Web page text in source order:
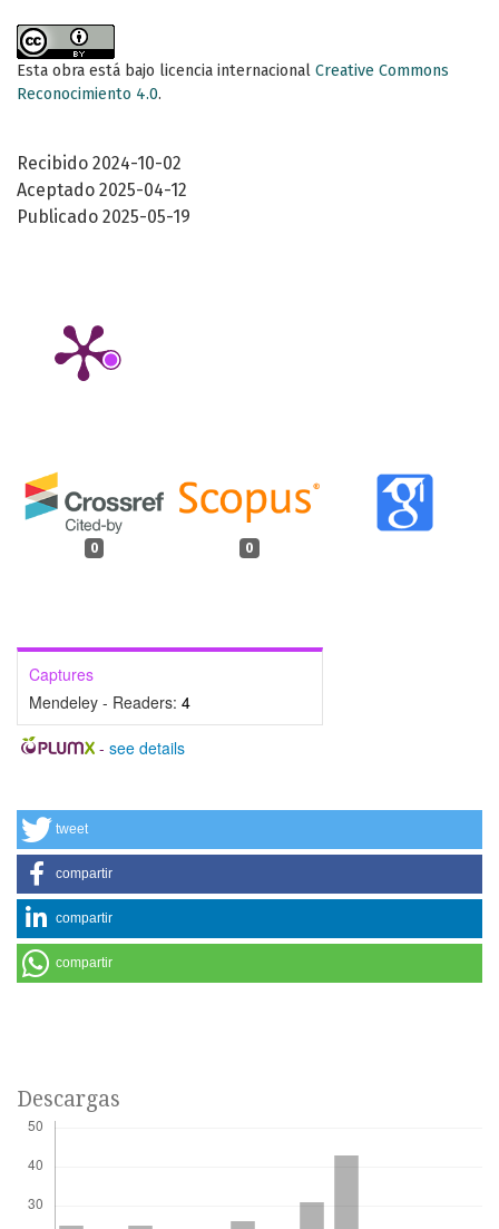
Recibido 2024-10-02
Aceptado 2025-04-12
Publicado 2025-05-19
0 0
Captures
Mendeley - Readers: 4
- see details
tweet
compartir
compartir
compartir
Esta obra está bajo licencia internacional Creative Commons
Reconocimiento 4.0.
Descargas